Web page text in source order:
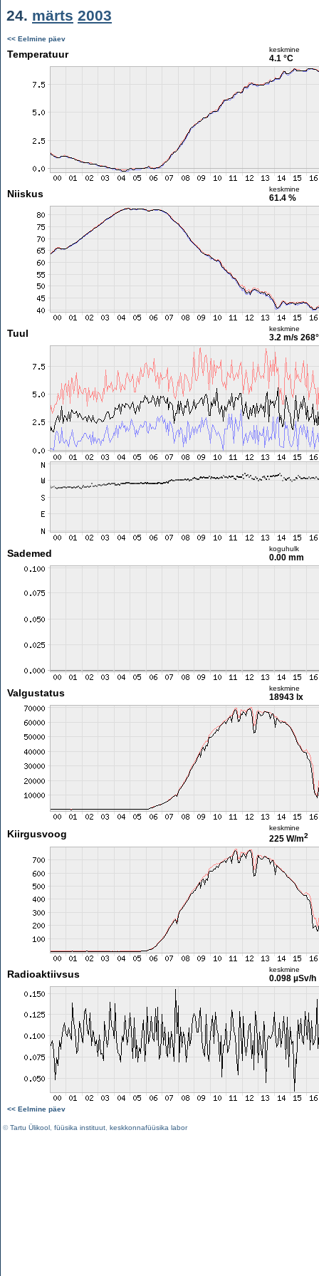
24. märts 2003
<< Eelmine päev
Temperatuur keskmine
4.1 °C
Niiskus keskmine
61.4 %
Tuul keskmine
3.2 m/s 268°
Sademed koguhulk
0.00 mm
Valgustatus keskmine
18943 lx
Kiirgusvoog
keskmine
225 W/m2
Radioaktiivsus keskmine
0.098 µSv/h
<< Eelmine päev
©Tartu Ülikool füüsika instituut keskkonnafüüsika labor